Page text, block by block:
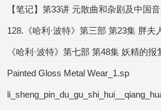
【笔记】第33讲 元散曲和杂剧及中国
128.《哈利·波特》第三部 第23集 胖夫
《哈利·波特》第七部 第48集 妖精的报
Painted Gloss Metal Wear_1.sp